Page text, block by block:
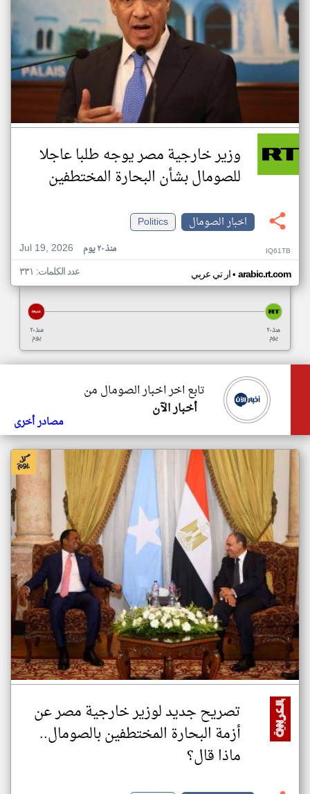
وزير خارجية مصر يوجه طلبا عاجلا
للصومال بشأن البحارة المختطفين
اخبار الصومال
Politics
Jul 19, 2026
منذ ٢٠ يوم IQ61TB
ار تي عربي• arabic.rt.com عدد الكلمات: ٣٣١
منذ ٢٠
يوم
منذ ٢٠
يوم
تابع اخر اخبار الصومال من
أخبار الآن
مصادر أخرى
تصريح جديد لوزير خارجية مصر عن
أزمة البحارة المختطفين بالصومال..
ماذا قال؟